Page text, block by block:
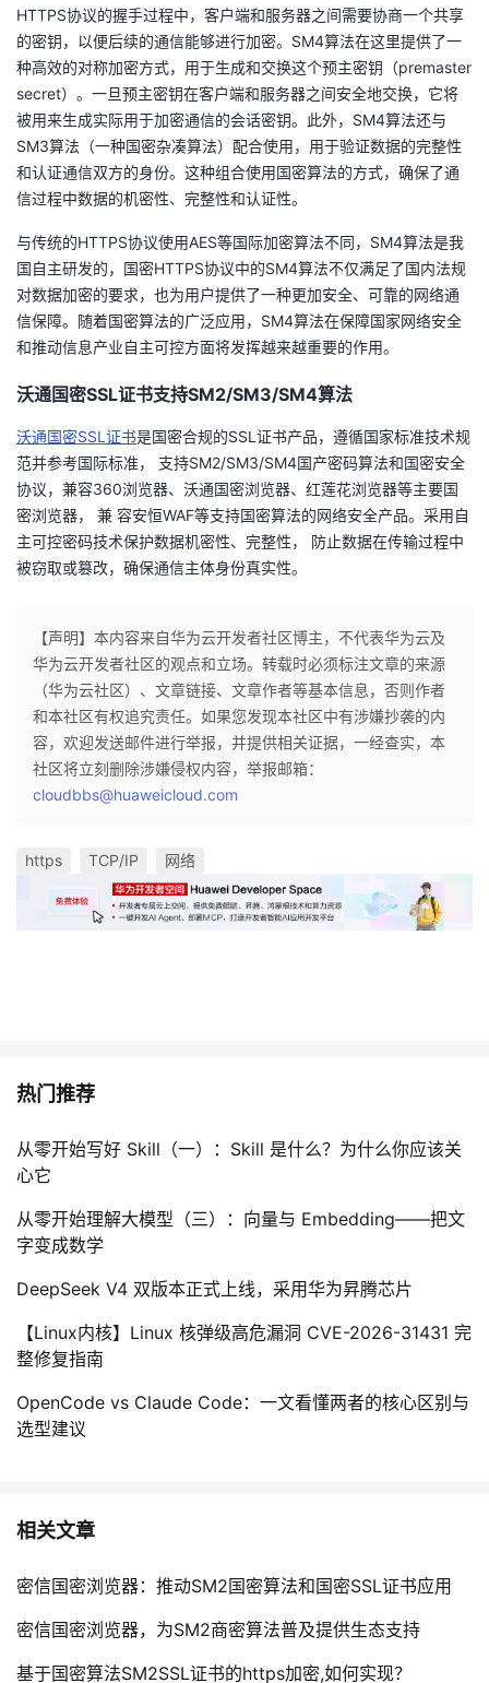
HTTPS协议的握手过程中，客户端和服务器之间需要协商一个共享
的密钥，以便后续的通信能够进行加密。SM4算法在这里提供了一
种高效的对称加密方式，用于生成和交换这个预主密钥（premaster
secret）。一旦预主密钥在客户端和服务器之间安全地交换，它将
被用来生成实际用于加密通信的会话密钥。此外，SM4算法还与
SM3算法（一种国密杂凑算法）配合使用，用于验证数据的完整性
和认证通信双方的身份。这种组合使用国密算法的方式，确保了通
信过程中数据的机密性、完整性和认证性。
与传统的HTTPS协议使用AES等国际加密算法不同，SM4算法是我
国自主研发的，国密HTTPS协议中的SM4算法不仅满足了国内法规
对数据加密的要求，也为用户提供了一种更加安全、可靠的网络通
信保障。随着国密算法的广泛应用，SM4算法在保障国家网络安全
和推动信息产业自主可控方面将发挥越来越重要的作用。
沃通国密SSL证书支持SM2/SM3/SM4算法
沃通国密SSL证书是国密合规的SSL证书产品，遵循国家标准技术规
范并参考国际标准， 支持SM2/SM3/SM4国产密码算法和国密安全
协议，兼容360浏览器、沃通国密浏览器、红莲花浏览器等主要国
密浏览器， 兼 容安恒WAF等支持国密算法的网络安全产品。采用自
主可控密码技术保护数据机密性、完整性， 防止数据在传输过程中
被窃取或篡改，确保通信主体身份真实性。
【声明】本内容来自华为云开发者社区博主，不代表华为云及
华为云开发者社区的观点和立场。转载时必须标注文章的来源
（华为云社区）、文章链接、文章作者等基本信息，否则作者
和本社区有权追究责任。如果您发现本社区中有涉嫌抄袭的内
容，欢迎发送邮件进行举报，并提供相关证据，一经查实，本
社区将立刻删除涉嫌侵权内容，举报邮箱：
cloudbbs@huaweicloud.com
https TCP/IP 网络
热门推荐
从零开始写好 Skill（一）：Skill 是什么？为什么你应该关
心它
从零开始理解大模型（三）：向量与 Embedding——把文
字变成数学
DeepSeek V4 双版本正式上线，采用华为昇腾芯片
【Linux内核】Linux 核弹级高危漏洞 CVE-2026-31431 完
整修复指南
OpenCode vs Claude Code：一文看懂两者的核心区别与
选型建议
相关文章
密信国密浏览器：推动SM2国密算法和国密SSL证书应用
密信国密浏览器，为SM2商密算法普及提供生态支持
基于国密算法SM2SSL证书的https加密,如何实现？